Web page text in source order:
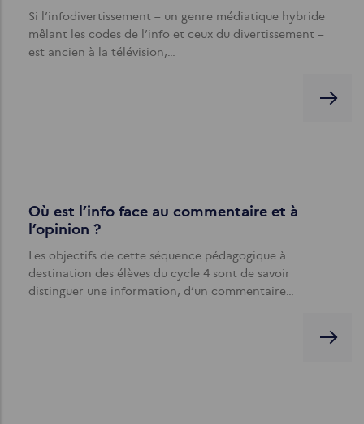
Si l’infodivertissement – un genre médiatique hybride
mêlant les codes de l’info et ceux du divertissement –
est ancien à la télévision,…
Où est l’info face au commentaire et à
l’opinion ?
Les objectifs de cette séquence pédagogique à
destination des élèves du cycle 4 sont de savoir
distinguer une information, d’un commentaire…